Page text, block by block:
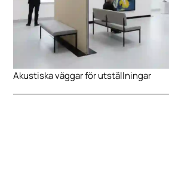
Akustiska väggar för utställningar